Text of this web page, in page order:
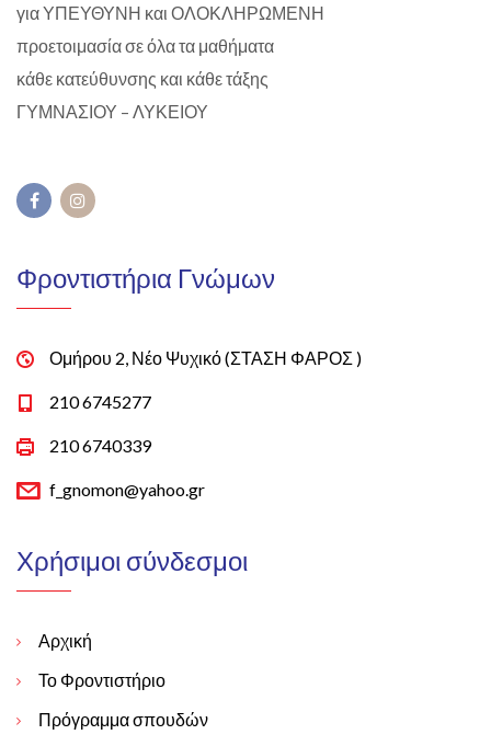
για ΥΠΕΥΘΥΝΗ και ΟΛΟΚΛΗΡΩΜΕΝΗ
προετοιμασία σε όλα τα μαθήματα
κάθε κατεύθυνσης και κάθε τάξης
ΓΥΜΝΑΣΙΟΥ – ΛΥΚΕΙΟΥ
Φροντιστήρια Γνώμων
Ομήρου 2, Νέο Ψυχικό (ΣΤΑΣΗ ΦΑΡΟΣ )
210 6745277
210 6740339
f_gnomon@yahoo.gr
Χρήσιμοι σύνδεσμοι
Αρχική
Το Φροντιστήριο
Πρόγραμμα σπουδών